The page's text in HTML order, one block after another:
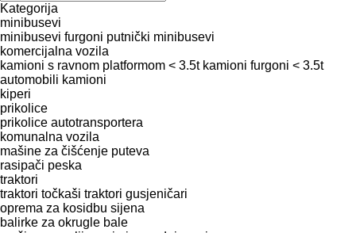
Kategorija
minibusevi
minibusevi furgoni putnički minibusevi
komercijalna vozila
kamioni s ravnom platformom < 3.5t kamioni furgoni < 3.5t
automobili kamioni
kiperi
prikolice
prikolice autotransportera
komunalna vozila
mašine za čišćenje puteva
rasipači peska
traktori
traktori točkaši traktori gusjeničari
oprema za kosidbu sijena
balirke za okrugle bale